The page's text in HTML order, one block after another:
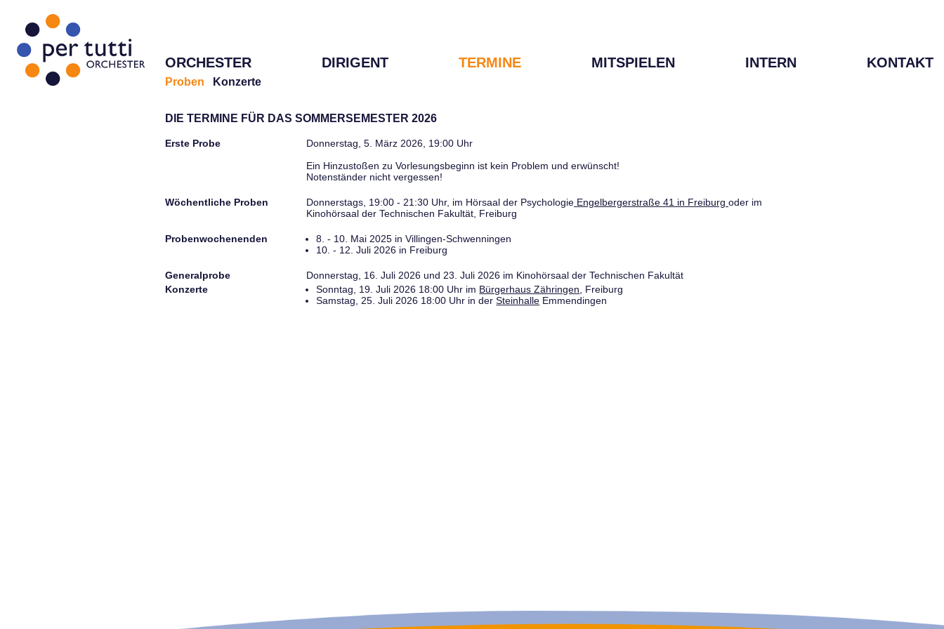
ORCHESTER DIRIGENT TERMINE MITSPIELEN INTERN KONTAKT
Proben Konzerte
DIE TERMINE FÜR DAS SOMMERSEMESTER 2026
Erste Probe
Donnerstag, 5. März 2026, 19:00 Uhr
Ein Hinzustoßen zu Vorlesungsbeginn ist kein Problem und erwünscht!
Notenständer nicht vergessen!
Wöchentliche Proben Donnerstags, 19:00 - 21:30 Uhr, im Hörsaal der Psychologie Engelbergerstraße 41 in Freiburg oder im
Kinohörsaal der Technischen Fakultät, Freiburg
Probenwochenenden
8. - 10. Mai 2025 in Villingen-Schwenningen
10. - 12. Juli 2026 in Freiburg
Generalprobe
Donnerstag, 16. Juli 2026 und 23. Juli 2026 im Kinohörsaal der Technischen Fakultät
Konzerte
Sonntag, 19. Juli 2026 18:00 Uhr im Bürgerhaus Zähringen , Freiburg
Samstag, 25. Juli 2026 18:00 Uhr in derSteinhalle Emmendingen